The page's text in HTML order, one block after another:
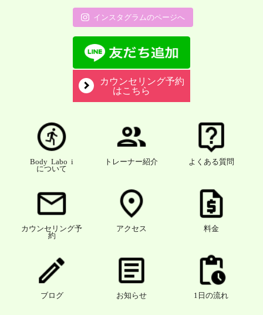
インスタグラムのページへ
カウンセリング予約
はこちら
Body Labo i
について
トレーナー紹介 よくある質問
カウンセリング予
約
アクセス 料金
ブログ お知らせ 1日の流れ